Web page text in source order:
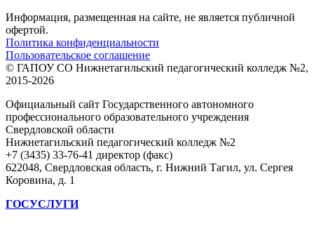
Информация, размещенная на сайте, не является публичной
офертой.
Политика конфиденциальности
Пользовательское соглашение
© ГАПОУ СО Нижнетагильский педагогический колледж №2,
2015-2026
Официальный сайт Государственного автономного
профессионального образовательного учреждения
Свердловской области
Нижнетагильский педагогический колледж №2
+7 (3435) 33-76-41 директор (факс)
622048, Свердловская область, г. Нижний Тагил, ул. Сергея
Коровина, д. 1
ГОСУСЛУГИ